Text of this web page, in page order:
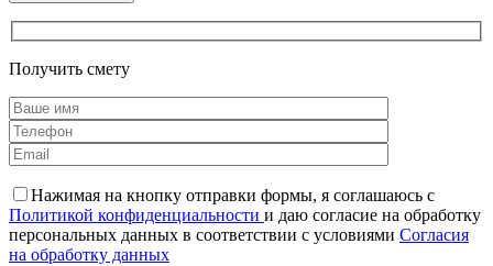
Получить смету
Нажимая на кнопку отправки формы, я соглашаюсь с
Политикой конфиденциальности и даю согласие на обработку
персональных данных в соответствии с условиями Согласия
на обработку данных